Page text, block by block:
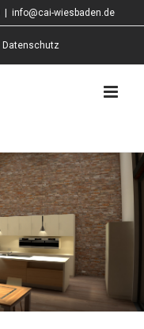
info@cai-wiesbaden.de
Datenschutz